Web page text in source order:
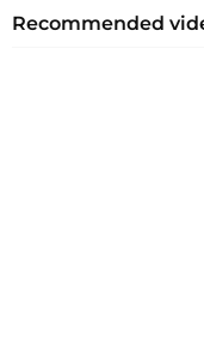
Recommended